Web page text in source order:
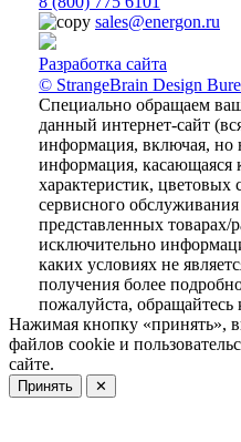
sales@energon.ru
Разработка сайта
© StrangeBrain Design
Специально обращаем
данный интернет-сайт
информация, включая, но
информация, касающаяся
характеристик, цветовых
сервисного
представленных товарах/
исключительно
каких условиях не
получения более
пожалуйста,
Нажимая кнопку «принять»,
файлов cookie и
сайте.
Принять ✕